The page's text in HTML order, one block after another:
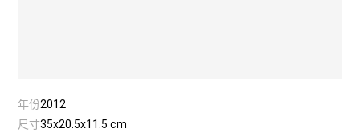
年份2012
尺寸35x20.5x11.5 cm